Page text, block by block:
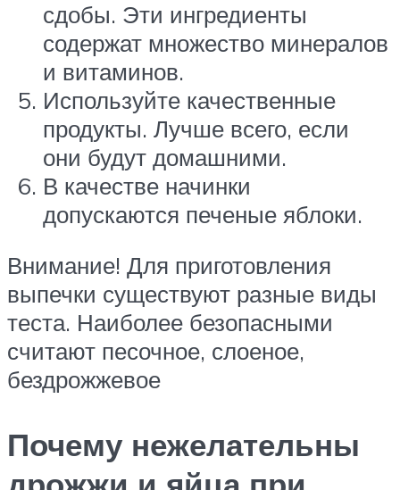
сдобы. Эти ингредиенты
содержат множество минералов
и витаминов.
Используйте качественные
продукты. Лучше всего, если
они будут домашними.
В качестве начинки
допускаются печеные яблоки.
Внимание! Для приготовления
выпечки существуют разные виды
теста. Наиболее безопасными
считают песочное, слоеное,
бездрожжевое
Почему нежелательны